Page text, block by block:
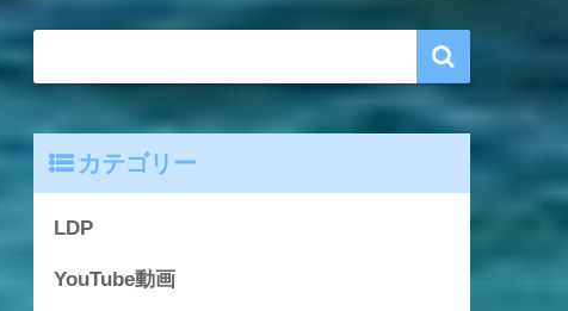
カテゴリー
LDP
YouTube動画